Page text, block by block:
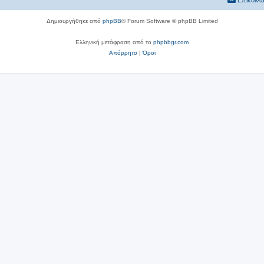
Δημιουργήθηκε από phpBB® Forum Software © phpBB Limited
Ελληνική μετάφραση από το phpbbgr.com
Απόρρητο|Όροι